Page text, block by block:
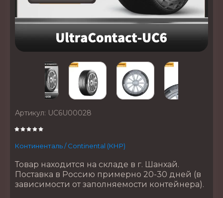
Артикул: UC6U00028
Континенталь / Continental (КНР)
Товар находится на складе в г. Шанхай.
Поставка в Россию примерно 20-30 дней (в
зависимости от заполняемости контейнера).